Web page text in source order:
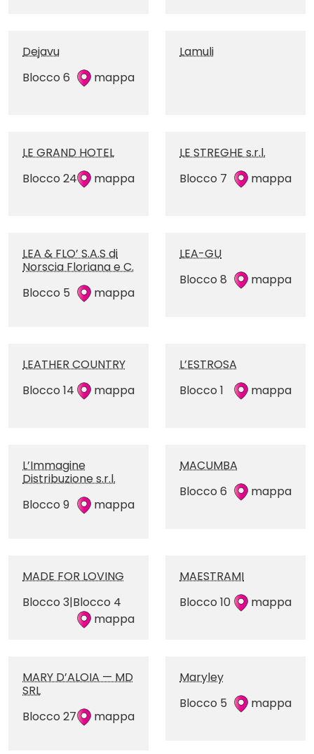
Dejavu
Blocco 6
mappa
Lamuli
LE GRAND HOTEL
Blocco 24
mappa
LE STREGHE s.r.l.
Blocco 7
mappa
LEA & FLO’ S.A.S di
Norscia Floriana e C.
Blocco 5
mappa
LEA-GU
Blocco 8
mappa
LEATHER COUNTRY
Blocco 14
mappa
L’ESTROSA
Blocco 1
mappa
L’Immagine
Distribuzione s.r.l.
Blocco 9
mappa
MACUMBA
Blocco 6
mappa
MADE FOR LOVING
Blocco 3|Blocco 4
mappa
MAESTRAMI
Blocco 10
mappa
MARY D’ALOIA — MD
SRL
Blocco 27
mappa
Maryley
Blocco 5
mappa